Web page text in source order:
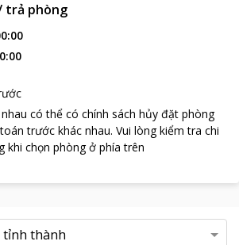
trả phòng
có thể có chính sách hủy đặt phòng
trước khác nhau. Vui lòng kiểm tra chi
khi chọn phòng ở phía trên